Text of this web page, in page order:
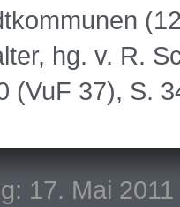
hg. v. R.
(VuF 37), S.
17. Mai